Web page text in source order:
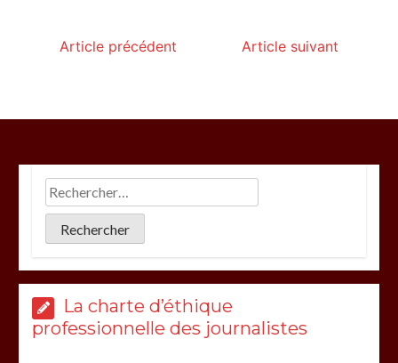
Article précédent Article suivant
La charte d’éthique
professionnelle des journalistes